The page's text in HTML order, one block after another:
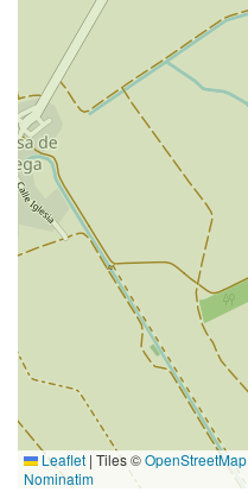
Leaflet | Tiles ©OpenStreetMap
Nominatim